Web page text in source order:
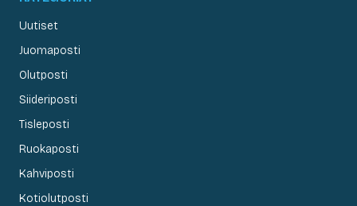
Uutiset
Juomaposti
Olutposti
Siideriposti
Tisleposti
Ruokaposti
Kahviposti
Kotiolutposti